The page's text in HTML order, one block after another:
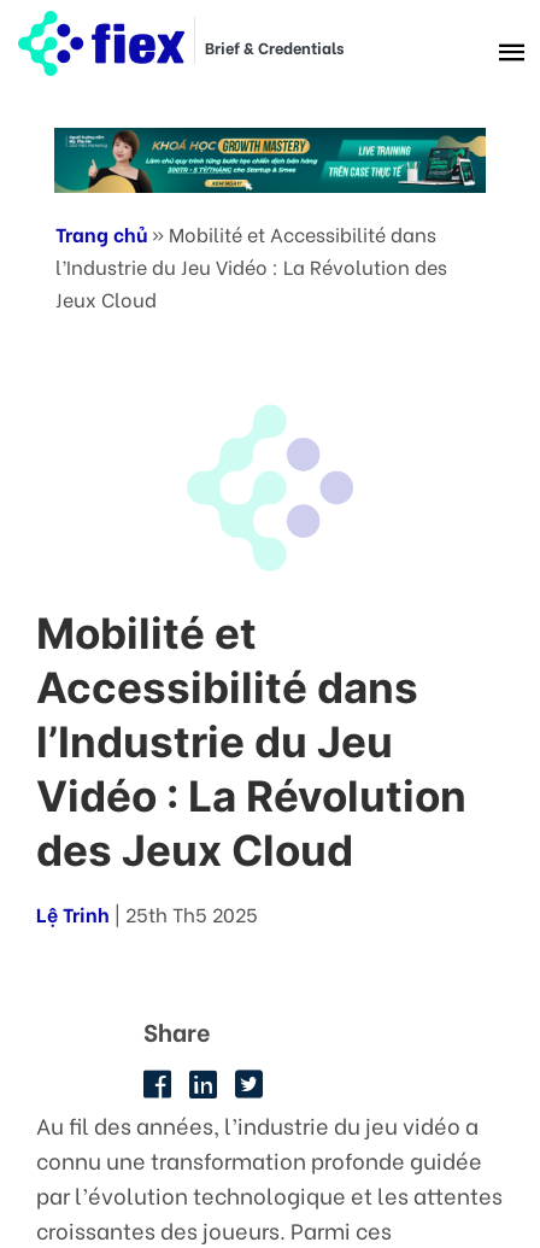
Brief & Credentials
Trang chủ » Mobilité et Accessibilité dans
l’Industrie du Jeu Vidéo : La Révolution des
Jeux Cloud
Mobilité et
Accessibilité dans
l’Industrie du Jeu
Vidéo : La Révolution
des Jeux Cloud
Lệ Trinh | 25th Th5 2025
Share
Au fil des années, l’industrie du jeu vidéo a
connu une transformation profonde guidée
par l’évolution technologique et les attentes
croissantes des joueurs. Parmi ces